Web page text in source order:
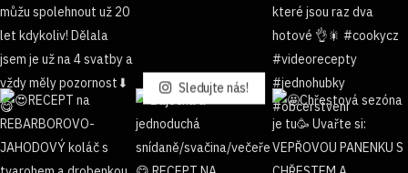
Sledujte nás!